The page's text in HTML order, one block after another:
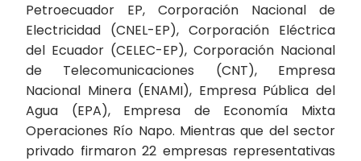
Petroecuador EP, Corporación Nacional de
Electricidad (CNEL-EP), Corporación Eléctrica
del Ecuador (CELEC-EP), Corporación Nacional
de Telecomunicaciones (CNT), Empresa
Nacional Minera (ENAMI), Empresa Pública del
Agua (EPA), Empresa de Economía Mixta
Operaciones Río Napo. Mientras que del sector
privado firmaron 22 empresas representativas